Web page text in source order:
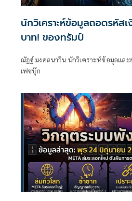
นักวิเคราะห์ข้อมูลถอดรหัส
บาท! ของทรัมป์
ณัฏฐ์ มงคลนาวิน นักวิเคราะห์ข้อมูลและยุทธศาสตร์สังคม โพสต์
เฟซบุ๊ก